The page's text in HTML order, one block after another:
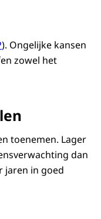
). Ongelijke kansen
zowel het
toenemen. Lager
dan
jaren in goed